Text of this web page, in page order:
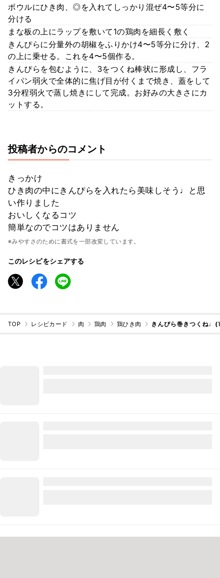
ボウルにひき肉、◎を入れてしっかり混ぜ4〜5等分に
分ける
まな板の上にラップを敷いて1の鶏肉を細長く敷く
きんぴらに分量外の胡椒をふりかけ4〜5等分に分け、2
の上に乗せる。これを4〜5個作る。
きんぴらを包むように、3をつくね棒状に形成し、フラ
イパン弱火で全体的に焦げ目が付くまで焼き、蓋をして
3分程弱火で蒸し焼きにして完成。お好みの大きさにカ
ットする。
投稿者からのコメント
きっかけ
ひき肉の中にきんぴらを入れたら美味しそう♩と思
い作りました
おいしくなるコツ
簡単なのでコツはありません
※みやすさのために書式を一部改変しています。
このレシピをシェアする
TOP レシピカード 肉 鶏肉 鶏ひき肉 きんぴら巻きつくね♩(